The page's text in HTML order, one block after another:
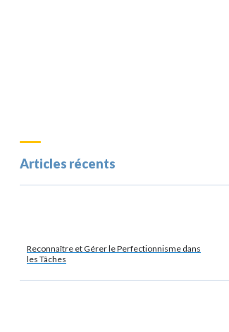
Articles récents
Reconnaître et Gérer le Perfectionnisme dans
les Tâches